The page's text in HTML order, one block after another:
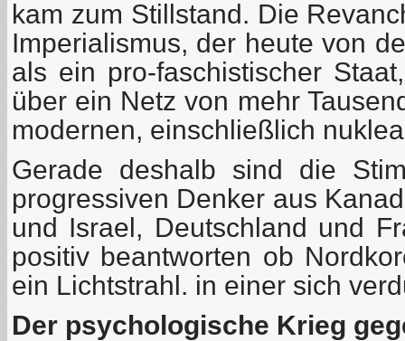
kam zum Stillstand. Die
Imperialismus, der heute von
als ein pro-faschistischer
über ein Netz von mehr
modernen, einschließlich
Gerade deshalb sind die
progressiven Denker aus
und Israel, Deutschland und
positiv beantworten ob
ein Lichtstrahl. in einer sich
Der psychologische Krieg